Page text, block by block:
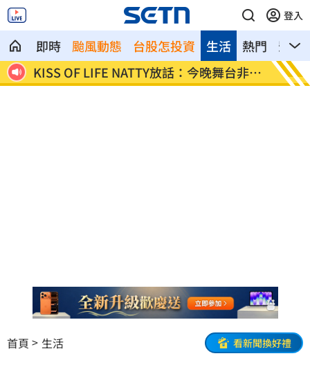
登入
即時 颱風動態 台股怎投資 熱門 影音
生活
KISS OF LIFE NATTY放話：今晚舞台非常
辣
工程
他
首頁 生活 看新聞換好禮